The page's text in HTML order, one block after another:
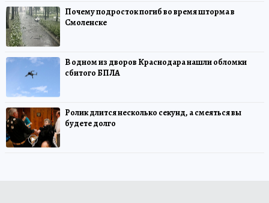
Почему подросток погиб во время шторма в
Смоленске
В одном из дворов Краснодара нашли обломки
сбитого БПЛА
Ролик длится несколько секунд, а смеяться вы
будете долго